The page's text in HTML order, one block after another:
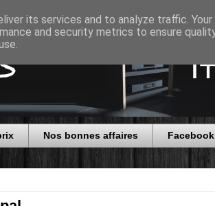
Nos bonnes affaires Facebook
its services and to analyze traffic.
and security metrics to ensure